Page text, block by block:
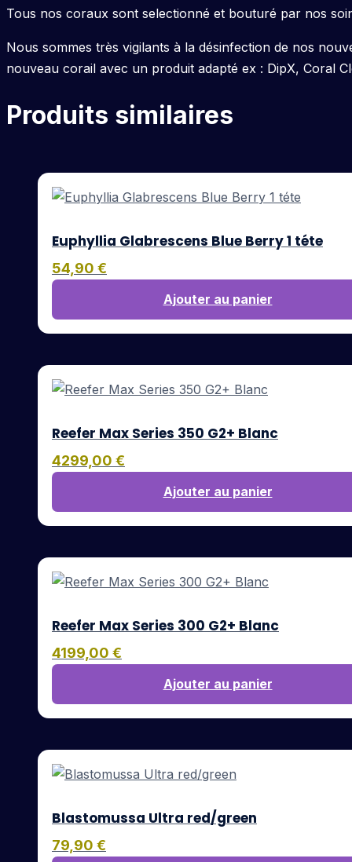
Tous nos coraux sont selectionné et bouturé par nos
Nous sommes très vigilants à la désinfection de nos
nouveau corail avec un produit adapté ex : DipX, Coral
Produits similaires
Euphyllia Glabrescens Blue Berry 1 téte
54,90 €
Ajouter au panier
Reefer Max Series 350 G2+ Blanc
4299,00 €
Ajouter au panier
Reefer Max Series 300 G2+ Blanc
4199,00 €
Ajouter au panier
Blastomussa Ultra red/green
79,90 €